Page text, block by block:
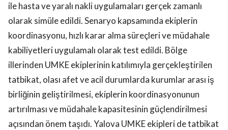
ile hasta ve yaralı nakli uygulamaları gerçek zamanlı
olarak simüle edildi. Senaryo kapsamında ekiplerin
koordinasyonu, hızlı karar alma süreçleri ve müdahale
kabiliyetleri uygulamalı olarak test edildi. Bölge
illerinden UMKE ekiplerinin katılımıyla gerçekleştirilen
tatbikat, olası afet ve acil durumlarda kurumlar arası iş
birliğinin geliştirilmesi, ekiplerin koordinasyonunun
artırılması ve müdahale kapasitesinin güçlendirilmesi
açısından önem taşıdı. Yalova UMKE ekipleri de tatbikat